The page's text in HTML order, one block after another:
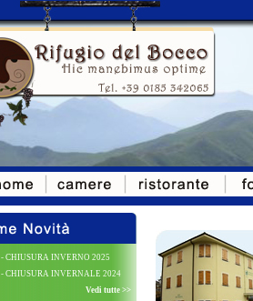
- CHIUSURA INVERNO 2025
- CHIUSURA INVERNALE 2024
Vedi tutte >>